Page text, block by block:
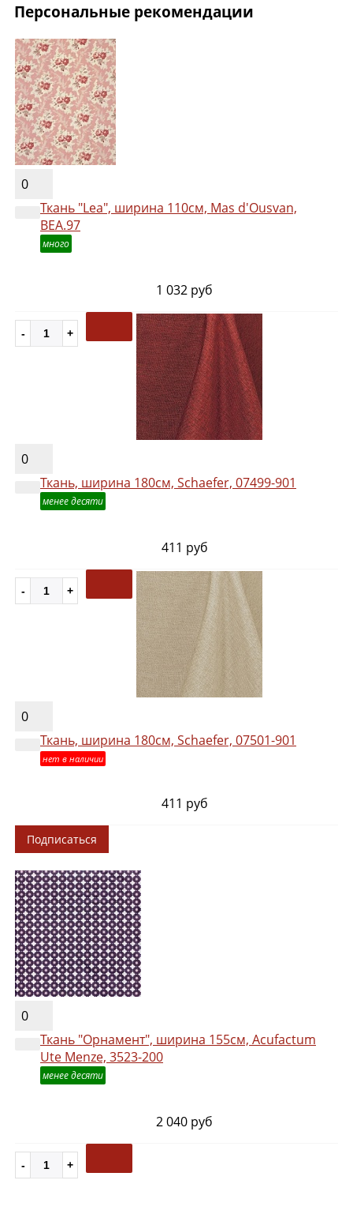
Персональные рекомендации
0
Ткань "Lea", ширина 110см, Mas d'Ousvan,
BEA.97
много
1 032 руб
0
Ткань, ширина 180см, Schaefer, 07499-901
менее десяти
411 руб
0
Ткань, ширина 180см, Schaefer, 07501-901
нет в наличии
411 руб
Подписаться
0
Ткань "Орнамент", ширина 155см, Acufactum
Ute Menze, 3523-200
менее десяти
2 040 руб